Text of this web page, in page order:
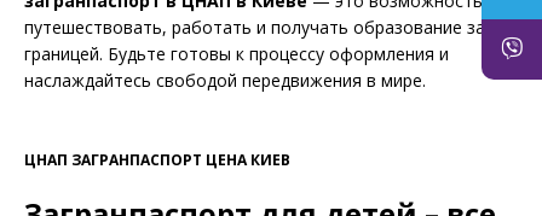
путешествовать, работать и получать образование за
границей. Будьте готовы к процессу оформления и
наслаждайтесь свободой передвижения в мире.
ЦНАП ЗАГРАНПАСПОРТ ЦЕНА КИЕВ